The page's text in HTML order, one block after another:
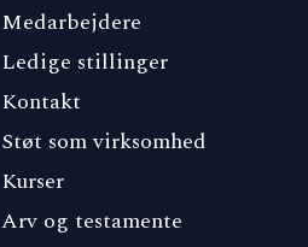
Medarbejdere
Ledige stillinger
Kontakt
Støt som virksomhed
Kurser
Arv og testamente